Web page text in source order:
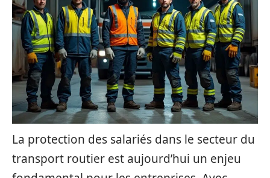
La protection des salariés dans le secteur du
transport routier est aujourd’hui un enjeu